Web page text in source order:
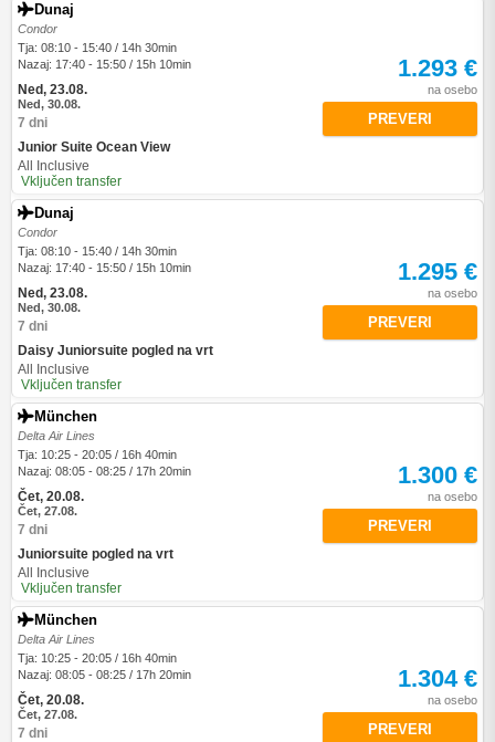
Dunaj
Condor
Tja: 08:10 - 15:40 / 14h 30min
Nazaj: 17:40 - 15:50 / 15h 10min
Ned, 23.08.
Ned, 30.08.
7 dni
Junior Suite Ocean View
All Inclusive
Vključen transfer
1.293 €
na osebo
PREVERI
Dunaj
Condor
Tja: 08:10 - 15:40 / 14h 30min
Nazaj: 17:40 - 15:50 / 15h 10min
Ned, 23.08.
Ned, 30.08.
7 dni
Daisy Juniorsuite pogled na vrt
All Inclusive
Vključen transfer
1.295 €
na osebo
PREVERI
München
Delta Air Lines
Tja: 10:25 - 20:05 / 16h 40min
Nazaj: 08:05 - 08:25 / 17h 20min
Čet, 20.08.
Čet, 27.08.
7 dni
Juniorsuite pogled na vrt
All Inclusive
Vključen transfer
1.300 €
na osebo
PREVERI
München
Delta Air Lines
Tja: 10:25 - 20:05 / 16h 40min
Nazaj: 08:05 - 08:25 / 17h 20min
Čet, 20.08.
Čet, 27.08.
7 dni
1.304 €
na osebo
PREVERI